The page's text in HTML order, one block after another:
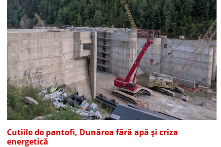
Cutiile de pantofi, Dunărea fără apă și criza
energetică